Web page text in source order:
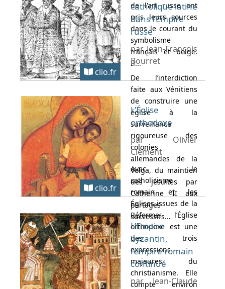
de l'art russe ont
pris leurs sources
dans le courant du
symbolisme
français et belge.
Il...
clio.fr
catholique latine
dans l’Empire
russe
par Jean-François
Bourret
De l’interdiction
faite aux Vénitiens
de construire une
église à la
surveillance
rigoureuse des
colonies
allemandes de la
Volga, du maintien
des jésuites par
Catherine II aux
partages
successifs...
clio.fr
L’Église
orthodoxe
par Olivier
Clément
Avec le
catholicisme
romain et les
Églises issues de la
Réforme, l’Église
orthodoxe est une
des trois
expressions
majeures du
christianisme. Elle
compte environ
L’Empire
byzantin,
l’empire romain
continué
par Jean-Claude